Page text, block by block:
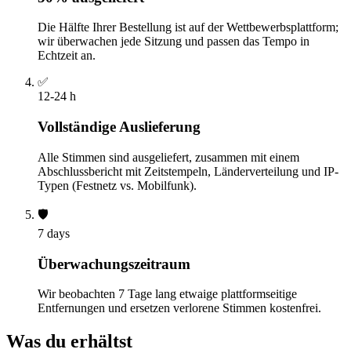
Die Hälfte Ihrer Bestellung ist auf der Wettbewerbsplattform;
wir überwachen jede Sitzung und passen das Tempo in
Echtzeit an.
✅
12-24 h
Vollständige Auslieferung
Alle Stimmen sind ausgeliefert, zusammen mit einem
Abschlussbericht mit Zeitstempeln, Länderverteilung und IP-
Typen (Festnetz vs. Mobilfunk).
🛡️
7 days
Überwachungszeitraum
Wir beobachten 7 Tage lang etwaige plattformseitige
Entfernungen und ersetzen verlorene Stimmen kostenfrei.
Was du erhältst